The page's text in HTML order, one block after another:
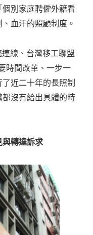
別家庭聘僱外籍看
血汗的照顧制度。
線、台灣移工聯盟
時間改革、一步一
近二十年的長照制
沒有給出具體的時
轉達訴求